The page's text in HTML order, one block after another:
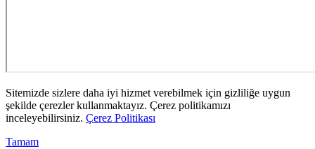
Sitemizde sizlere daha iyi hizmet verebilmek için gizliliğe uygun
şekilde çerezler kullanmaktayız. Çerez politikamızı
inceleyebilirsiniz. Çerez Politikası
Tamam